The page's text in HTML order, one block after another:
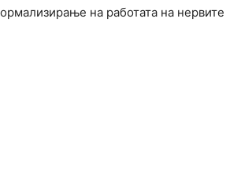
на работата на неpвите